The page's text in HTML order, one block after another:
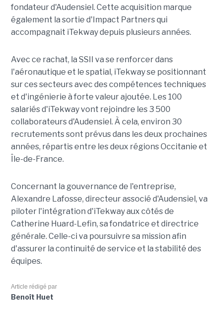
fondateur d'Audensiel. Cette acquisition marque
également la sortie d'Impact Partners qui
accompagnait iTekway depuis plusieurs années.
Avec ce rachat, la SSII va se renforcer dans
l'aéronautique et le spatial, iTekway se positionnant
sur ces secteurs avec des compétences techniques
et d'ingénierie à forte valeur ajoutée. Les 100
salariés d'iTekway vont rejoindre les 3 500
collaborateurs d'Audensiel. À cela, environ 30
recrutements sont prévus dans les deux prochaines
années, répartis entre les deux régions Occitanie et
Île-de-France.
Concernant la gouvernance de l'entreprise,
Alexandre Lafosse, directeur associé d'Audensiel, va
piloter l'intégration d'iTekway aux côtés de
Catherine Huard-Lefin, sa fondatrice et directrice
générale. Celle-ci va poursuivre sa mission afin
d'assurer la continuité de service et la stabilité des
équipes.
Article rédigé par
Benoît Huet